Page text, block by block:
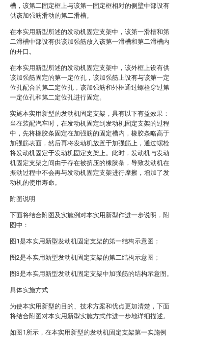
槽，该第二固定框上与该第一固定框相对的侧壁中部设有
供该加强筋滑动的第二滑槽。
在本实用新型所述的发动机固定支架中，该第一滑槽和第
二滑槽中部设有供该加强筋放入该第一滑槽和第二滑槽内
的开口。
在本实用新型所述的发动机固定支架中，该外框上设有供
该加强筋固定的第一定位孔，该加强筋上设有与该第一定
位孔配合的第二定位孔，该加强筋和外框通过螺栓穿过第
一定位孔和第二定位孔进行固定。
实施本实用新型的发动机固定支架，具有以下有益效果：
当在装配汽车时，在发动机固定到发动机固定支架的过程
中，先将橡胶条固定在加强筋的固定槽内，橡胶条略高于
加强筋表面，然后再将发动机放置于加强筋上，通过螺栓
将发动机固定于发动机固定支架上。此时，发动机与发动
机固定支架之间由于存在被挤压的橡胶条，导致发动机在
振动过程中不会再与发动机固定支架进行摩擦，增加了发
动机的使用寿命。
附图说明
下面将结合附图及实施例对本实用新型作进一步说明，附
图中：
图1是本实用新型发动机固定支架的第一结构示意图；
图2是本实用新型发动机固定支架的第二结构示意图；
图3是本实用新型发动机固定支架中加强筋的结构示意图。
具体实施方式
为使本实用新型的目的、技术方案和优点更加清楚，下面
将结合附图对本实用新型实施方式作进一步地详细描述。
如图1所示，在本实用新型的发动机固定支架第一实施例